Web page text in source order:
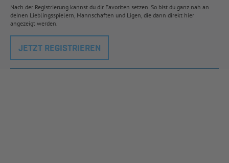
Nach der Registrierung kannst du dir Favoriten setzen. So bist du ganz nah an
deinen Lieblingsspielern, Mannschaften und Ligen, die dann direkt hier
angezeigt werden.
JETZT REGISTRIEREN